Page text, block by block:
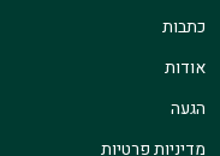
כתבות
אודות
הגעה
מדיניות פרטיות